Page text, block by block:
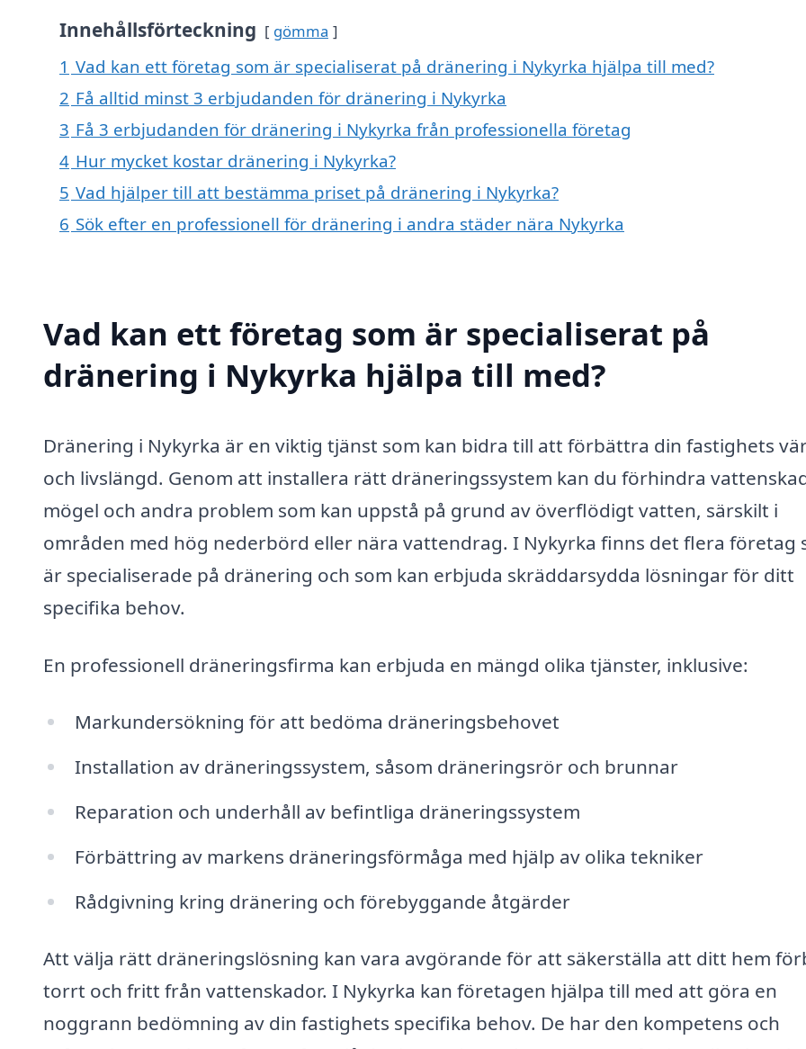
Innehållsförteckning gömma
1 Vad kan ett företag som är specialiserat på dränering i Nykyrka hjälpa till med?
2 Få alltid minst 3 erbjudanden för dränering i Nykyrka
3 Få 3 erbjudanden för dränering i Nykyrka från professionella företag
4 Hur mycket kostar dränering i Nykyrka?
5 Vad hjälper till att bestämma priset på dränering i Nykyrka?
6 Sök efter en professionell för dränering i andra städer nära Nykyrka
Vad kan ett företag som är specialiserat på
dränering i Nykyrka hjälpa till med?
Dränering i Nykyrka är en viktig tjänst som kan bidra till att förbättra din fastighets
och livslängd. Genom att installera rätt dräneringssystem kan du förhindra
mögel och andra problem som kan uppstå på grund av överflödigt vatten, särskilt i
områden med hög nederbörd eller nära vattendrag. I Nykyrka finns det flera företag
är specialiserade på dränering och som kan erbjuda skräddarsydda lösningar för ditt
specifika behov.
En professionell dräneringsfirma kan erbjuda en mängd olika tjänster, inklusive:
Markundersökning för att bedöma dräneringsbehovet
Installation av dräneringssystem, såsom dräneringsrör och brunnar
Reparation och underhåll av befintliga dräneringssystem
Förbättring av markens dräneringsförmåga med hjälp av olika tekniker
Rådgivning kring dränering och förebyggande åtgärder
Att välja rätt dräneringslösning kan vara avgörande för att säkerställa att ditt hem
torrt och fritt från vattenskador. I Nykyrka kan företagen hjälpa till med att göra en
noggrann bedömning av din fastighets specifika behov. De har den kompetens och